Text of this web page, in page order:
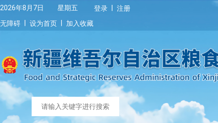
2026年8月7日 星期五 登录
注册
无障碍
设为首页 加入收藏